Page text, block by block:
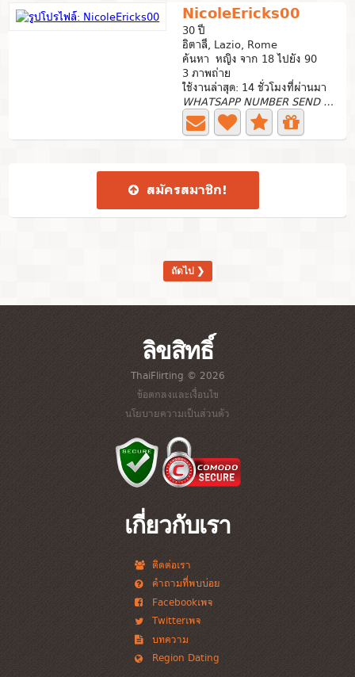
NicoleEricks00
30 ปี
อิตาลี, Lazio, Rome
ค้นหา หญิง จาก 18 ไปยัง 90
3 ภาพถ่าย
ใช้งานล่าสุด: 14 ชั่วโมงที่ผ่านมา
WHATSAPP NUMBER SEND ME
สมัคร​สมาชิก​!
ถัดไป ❯
ลิขสิทธิ์
ThaiFlirting © 2026
ข้อตกลงและเงื่อนไข
นโยบายความเป็นส่วนตัว
เกี่ยวกับเรา
ติดต่อเรา
คำถามที่พบบ่อย
Facebookเพจ
Twitterเพจ
บทความ
Region Dating